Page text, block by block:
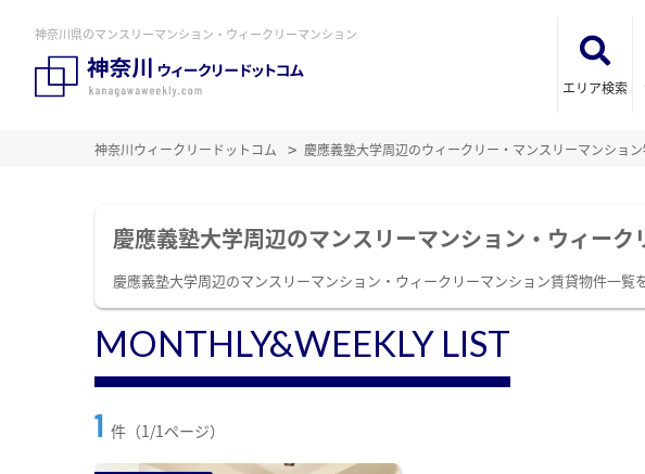
神奈川県のマンスリーマンション・ウィークリーマンション
エリア検索
神奈川ウィークリードットコム 慶應義塾大学周辺のウィークリー・マンスリーマンショ
慶應義塾大学周辺のマンスリーマンション・ウィーク
慶應義塾大学周辺のマンスリーマンション・ウィークリーマンション賃貸物件一
MONTHLY&WEEKLY LIST
1 件（1/1ページ）